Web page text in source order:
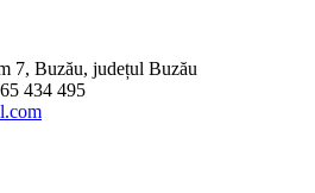
7, Buzău, județul Buzău
434 495